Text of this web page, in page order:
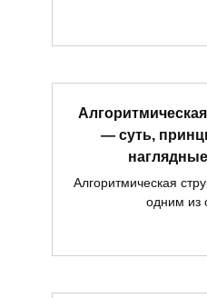
— суть,
Алгоритмическая
одним из